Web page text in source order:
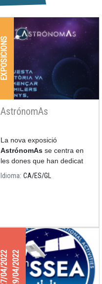
EXPOSICIONS
AstrónomAs
La nova exposició
AstrónomAs se centra en
les dones que han dedicat
les seves nits i els seus dies
Idioma CA ES GL
27/04/202229/04/2022